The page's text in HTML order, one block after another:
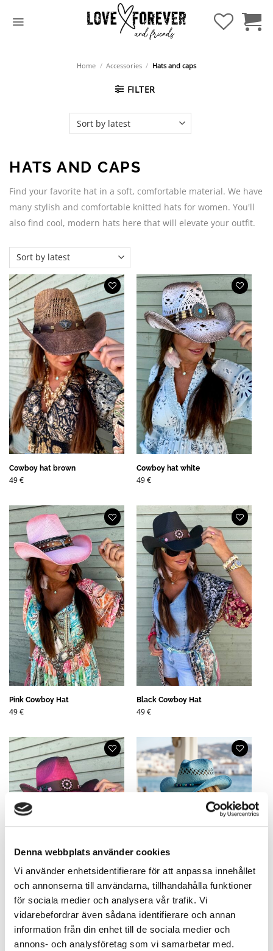
Denna webbplats använder cookies
Vi använder enhetsidentifierare för att anpassa innehållet
och annonserna till användarna, tillhandahålla funktioner
för sociala medier och analysera vår trafik. Vi
vidarebefordrar även sådana identifierare och annan
information från din enhet till de sociala medier och
annons- och analysföretag som vi samarbetar med.
Home / Accessories / Hats and caps
FILTER
HATS AND CAPS
Find your favorite hat in a soft, comfortable material. We have
many stylish and comfortable knitted hats for women. You'll
also find cool, modern hats here that will elevate your outfit.
Cowboy hat brown
49€
Cowboy hat white
49€
Pink Cowboy Hat
49€
Black Cowboy Hat
49€
Cowboy hat cherry
49€
Cowboy hat turquoise
49€